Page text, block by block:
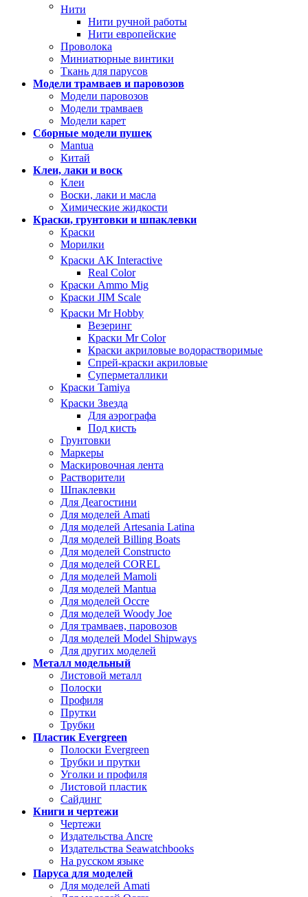
Нити
Нити ручной работы
Нити европейские
Проволока
Миниатюрные винтики
Ткань для парусов
Модели трамваев и паровозов
Модели паровозов
Модели трамваев
Модели карет
Сборные модели пушек
Mantua
Китай
Клеи, лаки и воск
Клеи
Воски, лаки и масла
Химические жидкости
Краски, грунтовки и шпаклевки
Краски
Морилки
Краски AK Interactive
Real Color
Краски Ammo Mig
Краски JIM Scale
Краски Mr Hobby
Везеринг
Краски Mr Color
Краски акриловые водорастворимые
Спрей-краски акриловые
Суперметаллики
Краски Tamiya
Краски Звезда
Для аэрографа
Под кисть
Грунтовки
Маркеры
Маскировочная лента
Растворители
Шпаклевки
Для Деагостини
Для моделей Amati
Для моделей Artesania Latina
Для моделей Billing Boats
Для моделей Constructo
Для моделей COREL
Для моделей Mamoli
Для моделей Mantua
Для моделей Occre
Для моделей Woody Joe
Для трамваев, паровозов
Для моделей Model Shipways
Для других моделей
Металл модельный
Листовой металл
Полоски
Профиля
Прутки
Трубки
Пластик Evergreen
Полоски Evergreen
Трубки и прутки
Уголки и профиля
Листовой пластик
Сайдинг
Книги и чертежи
Чертежи
Издательства Ancre
Издательства Seawatchbooks
На русском языке
Паруса для моделей
Для моделей Amati